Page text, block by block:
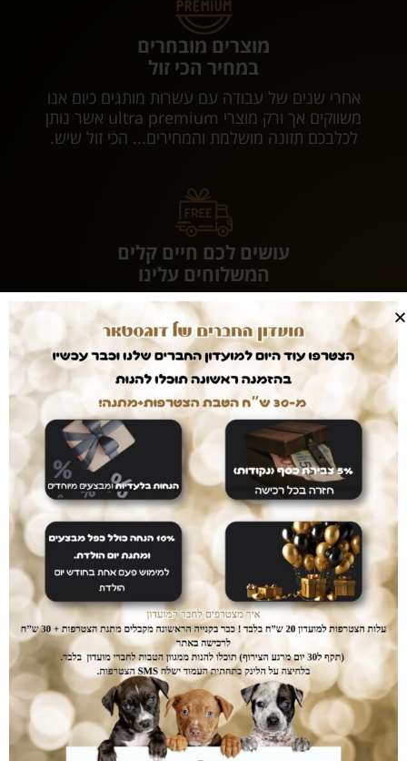
מוצרים מובחרים
במחיר הכי זול
אחרי שנים של עבודה עם עשרות מותגים כיום אנו
משווקים אך ורק מוצרי ultra premium אשר נותן
לכלבכם תזונה מושלמת והמחירים... הכי זול שיש.
עושים לכם חיים קלים
המשלוחים עלינו
עם dogstar אין צורך לצאת מהבית. המשלוח יגיע
אליכם עד הבית ללא עלות נוספת.
דואגים לבטחון שלכם
רכישה בטוחה
ממשק הזמנות מאובטח ונגיש אשר יחסוך לכם זמן יקר
בהזמנת המוצרים.
נותנים לכם מענה
לכל שאלה
שירות לקוחות זמין ואדיב לכל שאלה או תקלה.